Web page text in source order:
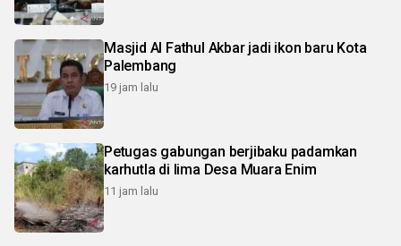
Masjid Al Fathul Akbar jadi ikon baru Kota
Palembang
19 jam lalu
Petugas gabungan berjibaku padamkan
karhutla di lima Desa Muara Enim
11 jam lalu